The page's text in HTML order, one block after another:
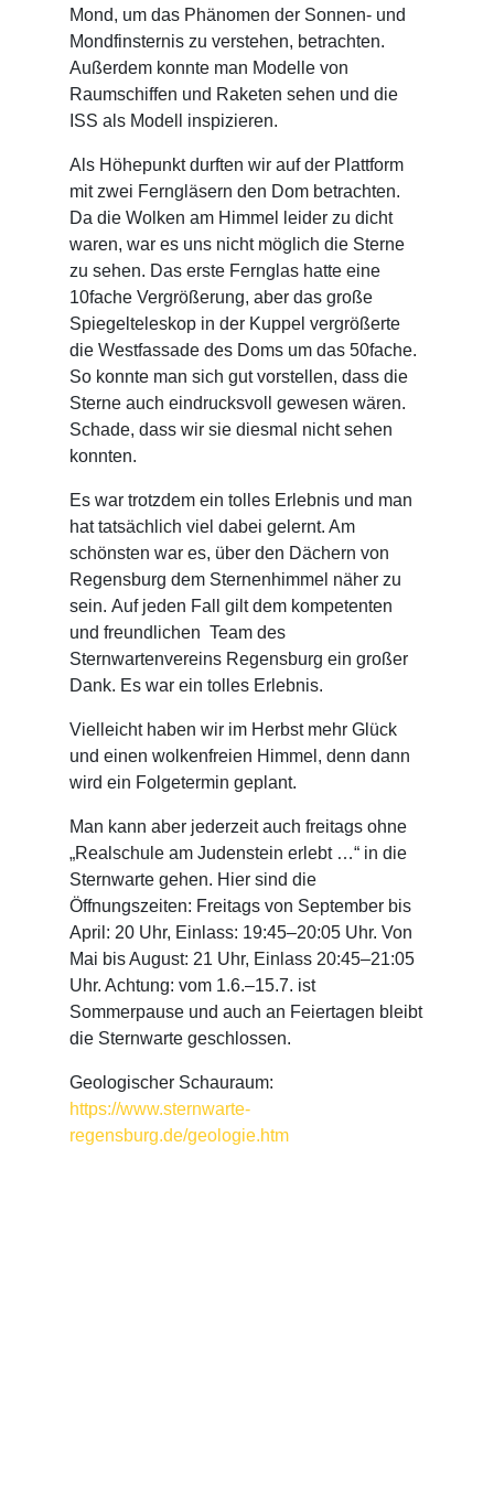
Mond, um das Phänomen der Sonnen- und
Mondfinsternis zu verstehen, betrachten.
Außerdem konnte man Modelle von
Raumschiffen und Raketen sehen und die
ISS als Modell inspizieren.
Als Höhepunkt durften wir auf der Plattform
mit zwei Ferngläsern den Dom betrachten.
Da die Wolken am Himmel leider zu dicht
waren, war es uns nicht möglich die Sterne
zu sehen. Das erste Fernglas hatte eine
10fache Vergrößerung, aber das große
Spiegelteleskop in der Kuppel vergrößerte
die Westfassade des Doms um das 50fache.
So konnte man sich gut vorstellen, dass die
Sterne auch eindrucksvoll gewesen wären.
Schade, dass wir sie diesmal nicht sehen
konnten.
Es war trotzdem ein tolles Erlebnis und man
hat tatsächlich viel dabei gelernt. Am
schönsten war es, über den Dächern von
Regensburg dem Sternenhimmel näher zu
sein. Auf jeden Fall gilt dem kompetenten
und freundlichen Team des
Sternwartenvereins Regensburg ein großer
Dank. Es war ein tolles Erlebnis.
Vielleicht haben wir im Herbst mehr Glück
und einen wolkenfreien Himmel, denn dann
wird ein Folgetermin geplant.
Man kann aber jederzeit auch freitags ohne
„Realschule am Judenstein erlebt …“ in die
Sternwarte gehen. Hier sind die
Öffnungszeiten: Freitags von September bis
April: 20 Uhr, Einlass: 19:45–20:05 Uhr. Von
Mai bis August: 21 Uhr, Einlass 20:45–21:05
Uhr. Achtung: vom 1.6.–15.7. ist
Sommerpause und auch an Feiertagen bleibt
die Sternwarte geschlossen.
Geologischer Schauraum:
https://www.sternwarte-
regensburg.de/geologie.htm